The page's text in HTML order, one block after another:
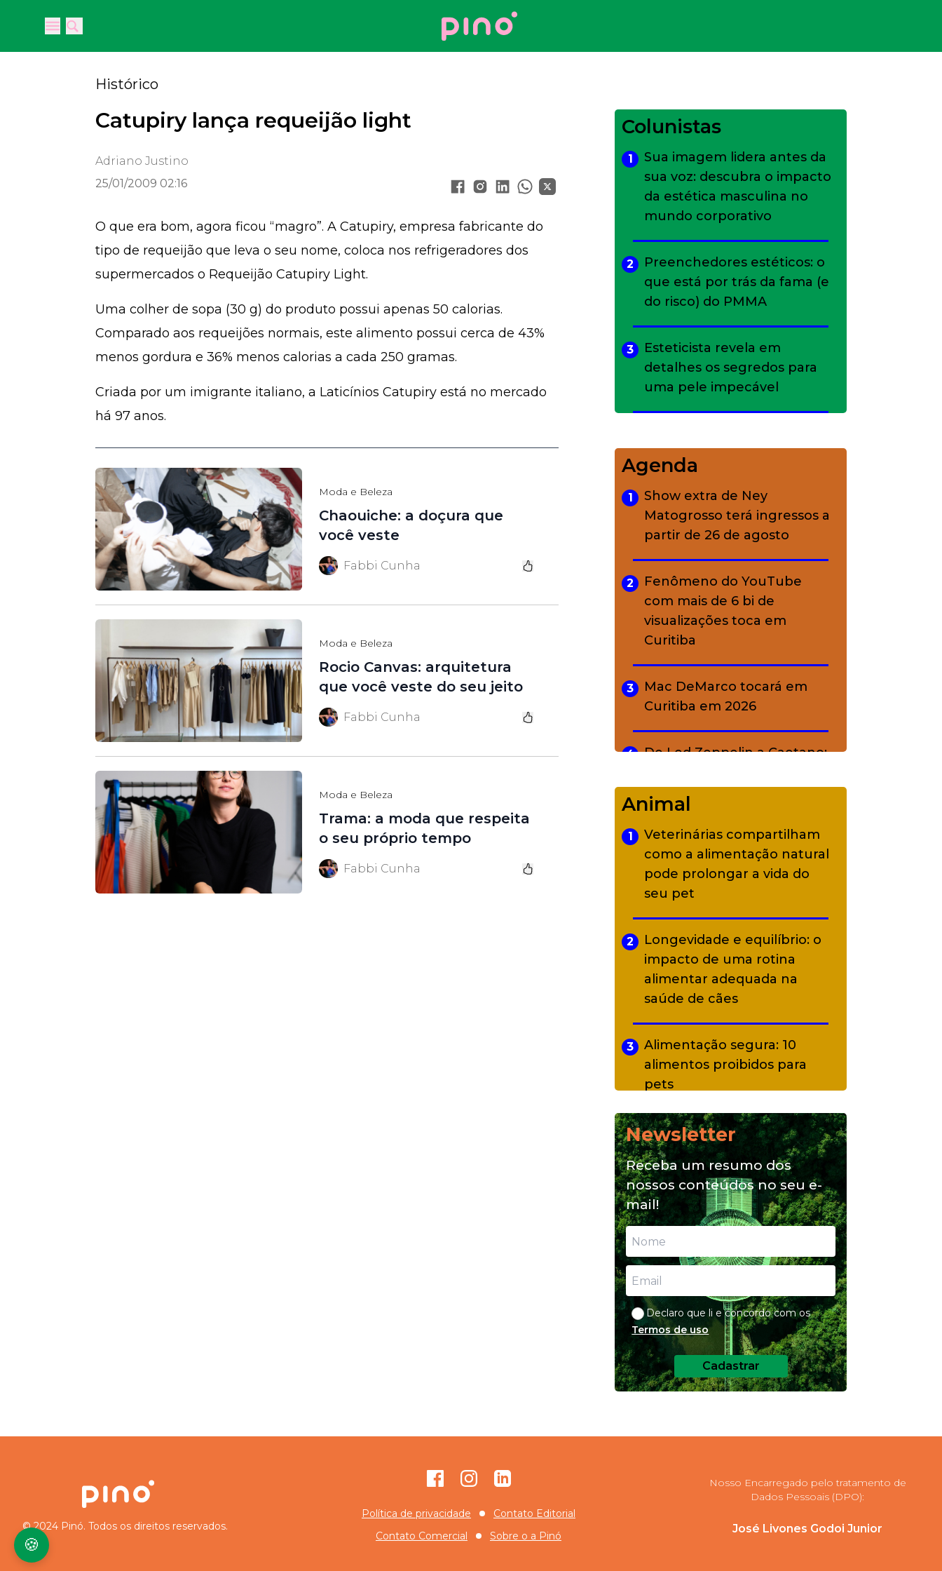
Open main menu
Open main menu
Your Company
Histórico
Catupiry lança requeijão light
Adriano Justino
25/01/2009 02:16
O que era bom, agora ficou “magro”. A Catupiry, empresa fabricante do
tipo de requeijão que leva o seu nome, coloca nos refrigeradores dos
supermercados o Requeijão Catupiry Light.
Uma colher de sopa (30 g) do produto possui apenas 50 calorias.
Comparado aos requeijões normais, este alimento possui cerca de 43%
menos gordura e 36% menos calorias a cada 250 gramas.
Criada por um imigrante italiano, a Laticínios Catupiry está no mercado
há 97 anos.
Moda e Beleza
Chaouiche: a doçura que
você veste
Fabbi Cunha
Moda e Beleza
Rocio Canvas: arquitetura
que você veste do seu jeito
Fabbi Cunha
Moda e Beleza
Trama: a moda que respeita
o seu próprio tempo
Fabbi Cunha
Colunistas
1
Sua imagem lidera antes da
sua voz: descubra o impacto
da estética masculina no
mundo corporativo
2
Preenchedores estéticos: o
que está por trás da fama (e
do risco) do PMMA
3
Esteticista revela em
detalhes os segredos para
uma pele impecável
charme rústico que
conquistou o luxo
A ciência por trás da
skincare: a função de cada
ativo
Agenda
1
Show extra de Ney
Matogrosso terá ingressos a
partir de 26 de agosto
2
Fenômeno do YouTube
com mais de 6 bi de
visualizações toca em
Curitiba
3
Mac DeMarco tocará em
Curitiba em 2026
4
De Led Zeppelin a Caetano:
diverso a partir de R$ 17
5
Adriana Calcanhotto retoma
alter ego infantil para show
em Curitiba
Animal
1
Veterinárias compartilham
como a alimentação natural
pode prolongar a vida do
seu pet
2
Longevidade e equilíbrio: o
impacto de uma rotina
alimentar adequada na
saúde de cães
3
Alimentação segura: 10
alimentos proibidos para
pets
4
Alimentação natural e mix
feeding: conheça essas
opções para nutrição do seu
pet
Newsletter
Receba um resumo dos
nossos conteúdos no seu e-
mail!
Declaro que li e concordo com os
Termos de uso
Cadastrar
© 2024 Pinó. Todos os direitos reservados.
FacebookInstagramGitHub
Política de privacidade
Contato Editorial
Contato Comercial
Sobre o a Pinó
Nosso Encarregado pelo tratamento de
Dados Pessoais (DPO):
José Livones Godoi Junior
🍪